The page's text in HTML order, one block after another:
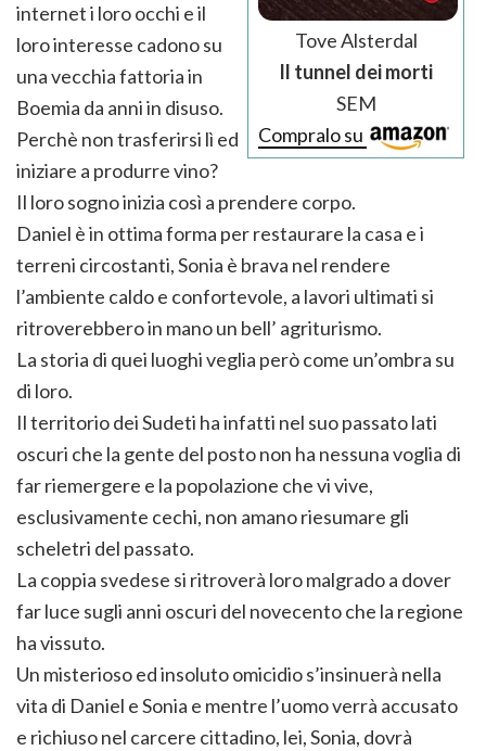
Tove Alsterdal
Il tunnel dei morti
SEM
Compralo su
internet i loro occhi e il
loro interesse cadono su
una vecchia fattoria in
Boemia da anni in disuso.
Perchè non trasferirsi lì ed
iniziare a produrre vino?
Il loro sogno inizia così a prendere corpo.
Daniel è in ottima forma per restaurare la casa e i
terreni circostanti, Sonia è brava nel rendere
l’ambiente caldo e confortevole, a lavori ultimati si
ritroverebbero in mano un bell’ agriturismo.
La storia di quei luoghi veglia però come un’ombra su
di loro.
Il territorio dei Sudeti ha infatti nel suo passato lati
oscuri che la gente del posto non ha nessuna voglia di
far riemergere e la popolazione che vi vive,
esclusivamente cechi, non amano riesumare gli
scheletri del passato.
La coppia svedese si ritroverà loro malgrado a dover
far luce sugli anni oscuri del novecento che la regione
ha vissuto.
Un misterioso ed insoluto omicidio s’insinuerà nella
vita di Daniel e Sonia e mentre l’uomo verrà accusato
e richiuso nel carcere cittadino, lei, Sonia, dovrà